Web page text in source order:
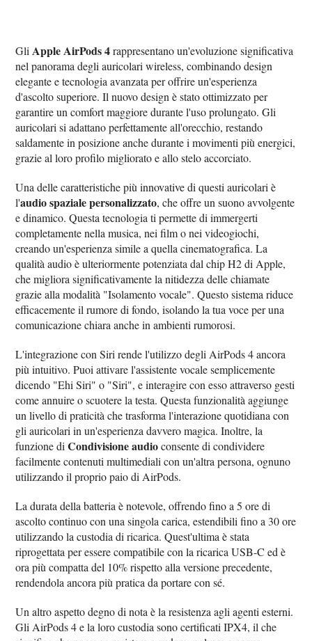
GliApple AirPods 4rappresentano un'evoluzione significativa
nel panorama degli auricolari wireless, combinando design
elegante e tecnologia avanzata per offrire un'esperienza
d'ascolto superiore. Il nuovo design è stato ottimizzato per
garantire un comfort maggiore durante l'uso prolungato. Gli
auricolari si adattano perfettamente all'orecchio, restando
saldamente in posizione anche durante i movimenti più energici,
grazie al loro profilo migliorato e allo stelo accorciato.
Una delle caratteristiche più innovative di questi auricolari è
l'audio spaziale personalizzato, che offre un suono avvolgente
e dinamico. Questa tecnologia ti permette di immergerti
completamente nella musica, nei film o nei videogiochi,
creando un'esperienza simile a quella cinematografica. La
qualità audio è ulteriormente potenziata dal chip H2 di Apple,
che migliora significativamente la nitidezza delle chiamate
grazie alla modalità "Isolamento vocale". Questo sistema riduce
efficacemente il rumore di fondo, isolando la tua voce per una
comunicazione chiara anche in ambienti rumorosi.
L'integrazione con Siri rende l'utilizzo degli AirPods 4 ancora
più intuitivo. Puoi attivare l'assistente vocale semplicemente
dicendo "Ehi Siri" o "Siri", e interagire con esso attraverso gesti
come annuire o scuotere la testa. Questa funzionalità aggiunge
un livello di praticità che trasforma l'interazione quotidiana con
gli auricolari in un'esperienza davvero magica. Inoltre, la
funzione diCondivisione audioconsente di condividere
facilmente contenuti multimediali con un'altra persona, ognuno
utilizzando il proprio paio di AirPods.
La durata della batteria è notevole, offrendo fino a 5 ore di
ascolto continuo con una singola carica, estendibili fino a 30 ore
utilizzando la custodia di ricarica. Quest'ultima è stata
riprogettata per essere compatibile con la ricarica USB-C ed è
ora più compatta del 10% rispetto alla versione precedente,
rendendola ancora più pratica da portare con sé.
Un altro aspetto degno di nota è la resistenza agli agenti esterni.
Gli AirPods 4 e la loro custodia sono certificati IPX4, il che